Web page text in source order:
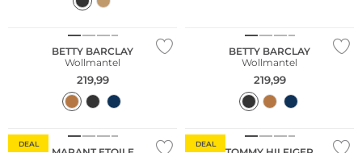
BETTY BARCLAY
Wollmantel
219,99
BETTY BARCLAY
Wollmantel
219,99
DEAL DEAL